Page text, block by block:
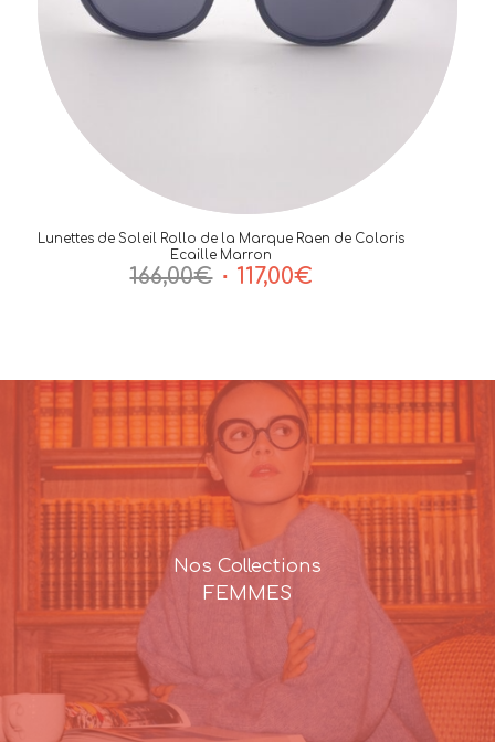
Lunettes de Soleil Rollo de la Marque Raen de Coloris
Ecaille Marron
166,00€ Le
166,00€.
117,00€
117,00€.
Nos Collections
FEMMES